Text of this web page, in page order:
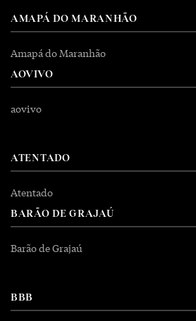
AMAPÁ DO MARANHÃO
Amapá do Maranhão
AOVIVO
aovivo
ATENTADO
Atentado
BARÃO DE GRAJAÚ
Barão de Grajaú
BBB